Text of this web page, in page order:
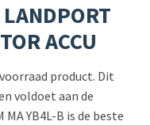
ACCU
product. Dit
voldoet aan de
YB4L-B is de beste